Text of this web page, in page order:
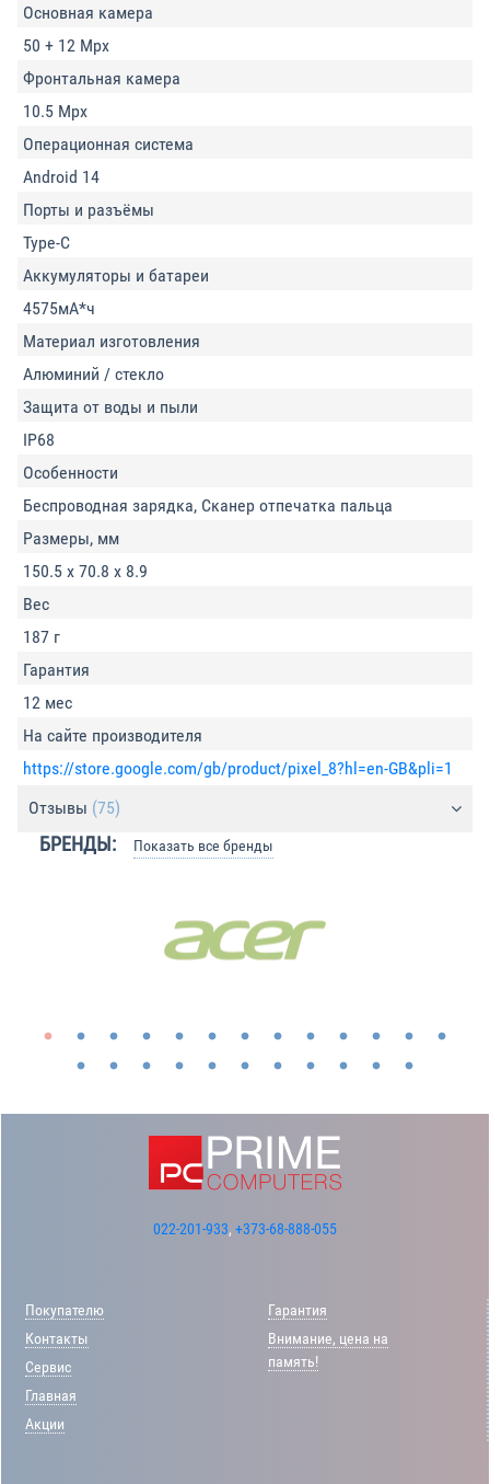
Основная камера
50 + 12 Mpx
Фронтальная камера
10.5 Mpx
Операционная система
Android 14
Порты и разъёмы
Type-C
Аккумуляторы и батареи
4575мА*ч
Материал изготовления
Алюминий / стекло
Защита от воды и пыли
IP68
Особенности
Беспроводная зарядка, Сканер отпечатка пальца
Размеры, мм
150.5 x 70.8 x 8.9
Вес
187 г
Гарантия
12 мес
На сайте производителя
https://store.google.com/gb/product/pixel_8?hl=en-GB&pli=1
Отзывы (75)
БРЕНДЫ: Показать все бренды
022-201-933, +373-68-888-055
Покупателю
Контакты
Сервис
Главная
Акции
Гарантия
Внимание, цена на
память!